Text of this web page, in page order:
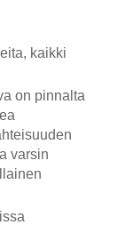
kaikki
on pinnalta
varsin